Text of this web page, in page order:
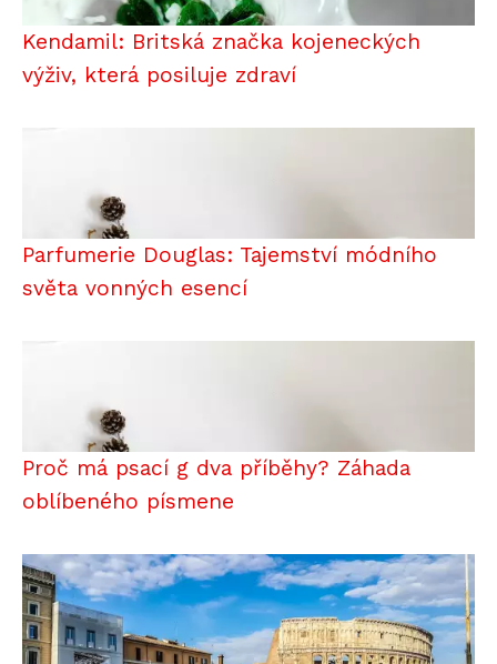
Kendamil: Britská značka kojeneckých
výživ, která posiluje zdraví
Parfumerie Douglas: Tajemství módního
světa vonných esencí
Proč má psací g dva příběhy? Záhada
oblíbeného písmene